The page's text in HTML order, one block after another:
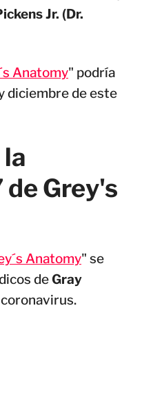
Jr. (Dr.
Anatomy" podría
diciembre de este
Grey's
Anatomy" se
deGray